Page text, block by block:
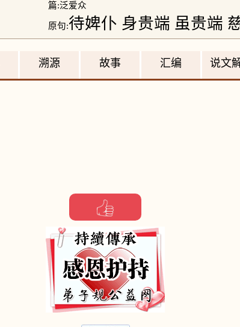
篇:泛爱众
原句:待婢仆 身贵端 虽贵端
溯源 故事 汇编 说文